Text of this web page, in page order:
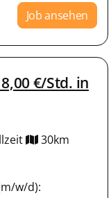
Job ansehen
€/Std. in
30km
w/d):